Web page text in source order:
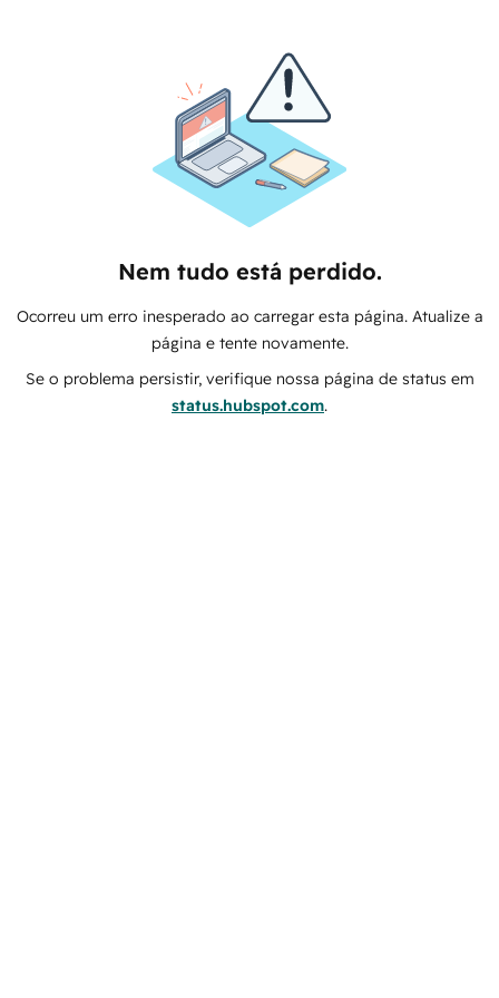
Nem tudo está perdido.
Ocorreu um erro inesperado ao carregar esta página. Atualize a
página e tente novamente.
Se o problema persistir, verifique nossa página de status em
status.hubspot.com.